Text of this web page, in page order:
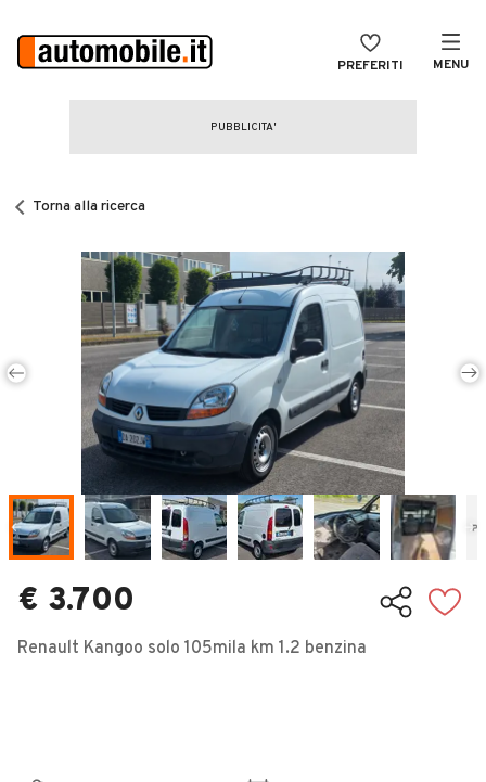
PREFERITI MENU
CERCA
Auto Nuove
Noleggio a lungo termine
Auto d'epoca
Moto
Camper
Veicoli Commerciali
Concessionari
Torna alla ricerca
€ 3.700
Renault Kangoo solo 105mila km 1.2 benzina